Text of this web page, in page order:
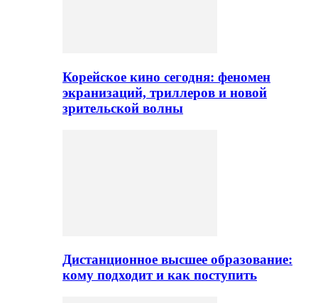
Корейское кино сегодня: феномен
экранизаций, триллеров и новой
зрительской волны
Дистанционное высшее образование:
кому подходит и как поступить